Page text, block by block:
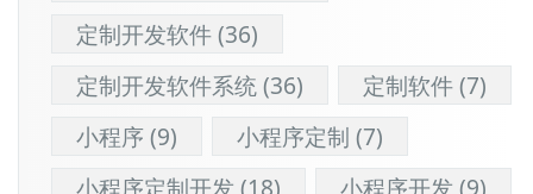
定制开发软件(36)
定制开发软件系统(36) 定制软件(7)
小程序(9) 小程序定制 (7)
小程序定制开发 (18) 小程序开发 (9)